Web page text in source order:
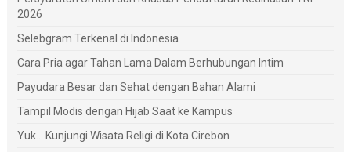
2026
Selebgram Terkenal di Indonesia
Cara Pria agar Tahan Lama Dalam Berhubungan Intim
Payudara Besar dan Sehat dengan Bahan Alami
Tampil Modis dengan Hijab Saat ke Kampus
Yuk... Kunjungi Wisata Religi di Kota Cirebon